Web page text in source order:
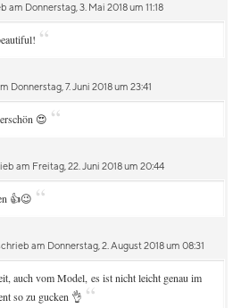
am Donnerstag, 3. Mai 2018 um 11:18
“
Donnerstag, 7. Juni 2018 um 23:41
😍 “
am Freitag, 22. Juni 2018 um 20:44
👍😉 “
am Donnerstag, 2. August 2018 um 08:31
auch vom Model, es ist nicht leicht genau im
so zu gucken 👌 “